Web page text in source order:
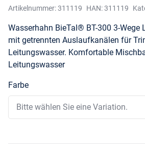
Artikelnummer:311119 HAN:311119
Wasserhahn BieTal® BT-300 3-Wege
mit getrennten Auslaufkanälen für
Leitungswasser. Komfortable
Leitungswasser
Farbe
Bitte wählen Sie eine Variation.